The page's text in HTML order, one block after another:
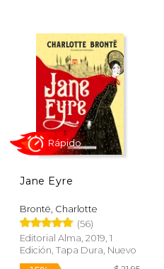
15%
dcto.
Jane Eyre
Brontë, Charlotte
(56)
Editorial Alma, 2019, 1
Edición, Tapa Dura, Nuevo